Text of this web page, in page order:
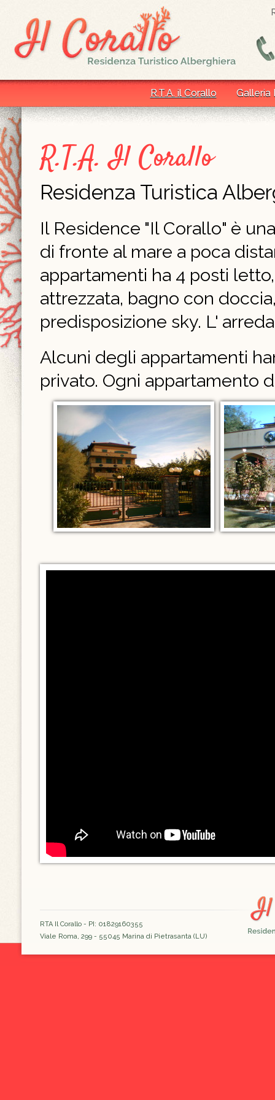
R.T.A. il Corallo Galleria
R.T.A. Il Corallo
Residenza Turistica
Il Residence "Il Corallo" è
di fronte al mare a poca
appartamenti ha 4 posti
attrezzata, bagno con
predisposizione sky. L'
Alcuni degli appartamenti
privato. Ogni appartamento
RTA Il Corallo - PI: 01829160355
Viale Roma, 299 - 55045 Marina di Pietrasanta (LU)